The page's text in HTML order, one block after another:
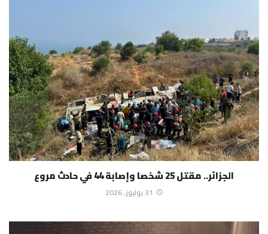
الجزائر.. مقتل 25 شخصا وإصابة 44 في حادث مروع
31 يوليوز، 2026